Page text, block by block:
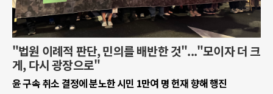
"법원 이례적 판단, 민의를 배반한 것"..."모이자 더 크
게, 다시 광장으로"
윤 구속 취소 결정에 분노한 시민 1만여 명 헌재 향해 행진